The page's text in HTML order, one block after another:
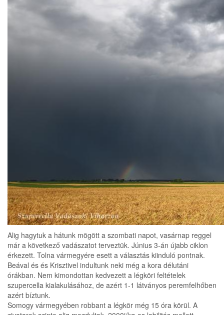
Alig hagytuk a hátunk mögött a szombati napot, vasárnap reggel
már a következő vadászatot terveztük. Június 3-án újabb ciklon
érkezett. Tolna vármegyére esett a választás kiinduló pontnak.
Beával és és Krisztivel indultunk neki még a kora délutáni
órákban. Nem kimondottan kedvezett a légköri feltételek
szupercella kialakulásához, de azért 1-1 látványos peremfelhőben
azért bíztunk.
Somogy vármegyében robbant a légkör még 15 óra körül. A